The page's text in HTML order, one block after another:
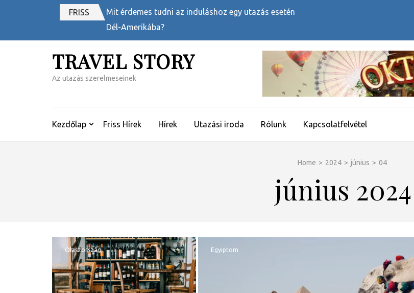
(Press
FRISS
Mit érdemes tudni az induláshoz egy utazás esetén
Dél-Amerikába?
TRAVEL STORY
Az utazás szerelmeseinek
Kezdőlap Friss Hírek Hírek Utazási iroda Rólunk Kapcsolatfelvétel
Home > 2024 > június > 04
június 2024
Olaszország Egyiptom